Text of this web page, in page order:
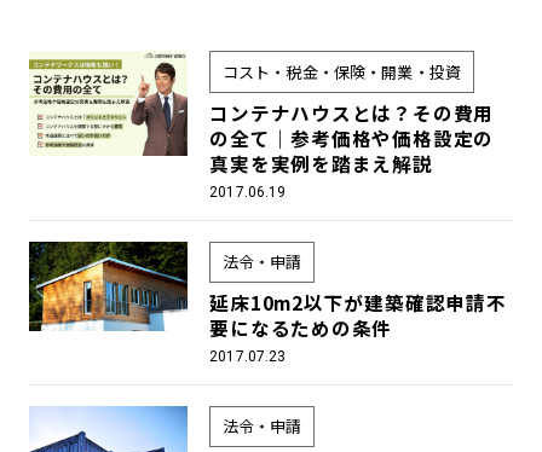
コンテナハウスとは？その費用
の全て｜参考価格や価格設定の
真実を実例を踏まえ解説
コスト・税金・保険・開業・投資
2017.06.19
延床10m2以下が建築確認申請不
要になるための条件
法令・申請
2017.07.23
法令・申請